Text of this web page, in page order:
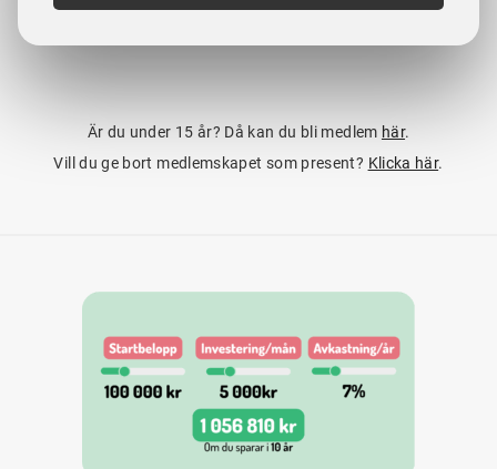
Är du under 15 år? Då kan du bli medlem här.
Vill du ge bort medlemskapet som present? Klicka här.